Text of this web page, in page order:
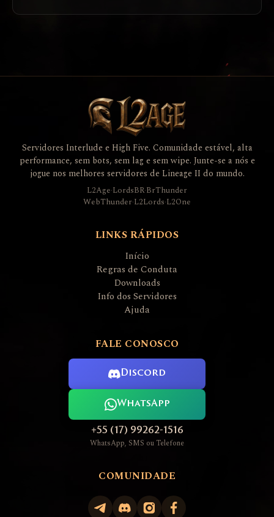
Servidores Interlude e High Five. Comunidade estável, alta
performance, sem bots, sem lag e sem wipe. Junte-se a nós e
jogue nos melhores servidores de Lineage II do mundo.
L2Age·LordsBR·BrThunder
WebThunder·L2Lords·L2One
LINKS RÁPIDOS
Início
Regras de Conduta
Downloads
Info dos Servidores
Ajuda
FALE CONOSCO
Discord
WhatsApp
+55 (17) 99262-1516
WhatsApp, SMS ou Telefone
COMUNIDADE